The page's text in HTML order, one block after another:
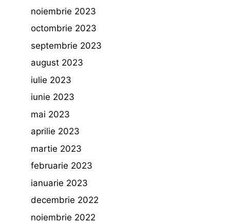
noiembrie 2023
octombrie 2023
septembrie 2023
august 2023
iulie 2023
iunie 2023
mai 2023
aprilie 2023
martie 2023
februarie 2023
ianuarie 2023
decembrie 2022
noiembrie 2022